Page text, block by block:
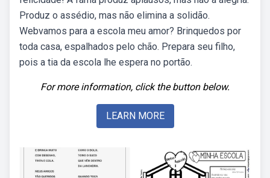
Produz o assédio, mas não elimina a solidão.
Webvamos para a escola meu amor? Brinquedos por
toda casa, espalhados pelo chão. Prepara seu filho,
pois a tia da escola lhe espera no portão.
For more information, click the button below.
LEARN MORE